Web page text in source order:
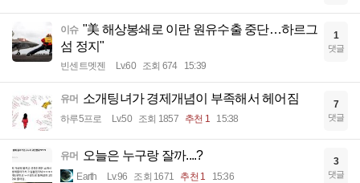
이슈 "美 해상봉쇄로 이란 원유수출 중단…하르그
섬 정지"
빈센트멧젠 Lv.60 조회 674 15:39
1
댓글
유머 소개팅녀가 경제개념이 부족해서 헤어짐
하루5프로 Lv.50 조회 1857 추천 1 15:38
7
댓글
유머 오늘은 누구랑 잘까....?
Earth Lv.96 조회 1671 추천 1 15:36
3
댓글